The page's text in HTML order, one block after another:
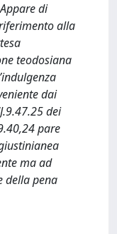
di
alla
teodosiana
dai
dei
pare
ma ad
della pena